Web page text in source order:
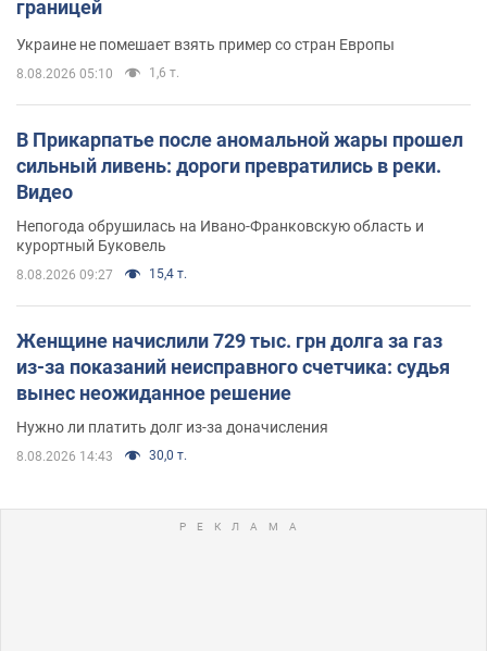
границей
Украине не помешает взять пример со стран Европы
8.08.2026 05:10 1,6 т.
В Прикарпатье после аномальной жары прошел
сильный ливень: дороги превратились в реки.
Видео
Непогода обрушилась на Ивано-Франковскую область и
курортный Буковель
8.08.2026 09:27 15,4 т.
Женщине начислили 729 тыс. грн долга за газ
из-за показаний неисправного счетчика: судья
вынес неожиданное решение
Нужно ли платить долг из-за доначисления
8.08.2026 14:43 30,0 т.